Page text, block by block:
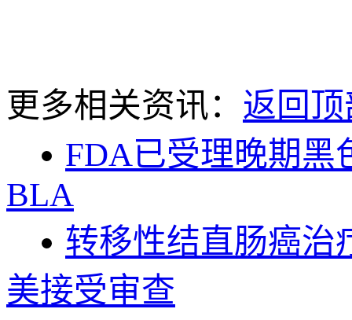
更多相关资讯： 返回顶
FDA已受理晚期黑
BLA
转移性结直肠癌治
美接受审查